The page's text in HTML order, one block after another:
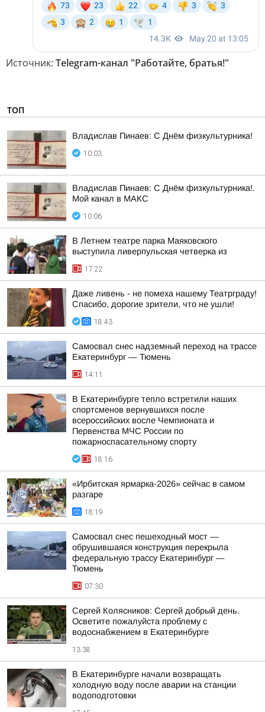
Источник: Telegram-канал "Работайте, братья!"
ТОП
Владислав Пинаев: С Днём физкультурника!
10:03
Владислав Пинаев: С Днём физкультурника!.
Мой канал в МАКС
10:06
В Летнем театре парка Маяковского
выступила ливерпульская четверка из
17:22
Даже ливень - не помеха нашему Театрграду!
Спасибо, дорогие зрители, что не ушли!
18:43
Самосвал снес надземный переход на трассе
Екатеринбург — Тюмень
14:11
В Екатеринбурге тепло встретили наших
спортсменов вернувшихся после
всероссийских восле Чемпионата и
Первенства МЧС России по
пожарноспасательному спорту
18:16
«Ирбитская ярмарка-2026» сейчас в самом
разгаре
18:19
Самосвал снес пешеходный мост —
обрушившаяся конструкция перекрыла
федеральную трассу Екатеринбург —
Тюмень
07:30
Сергей Колясников: Сергей добрый день.
Осветите пожалуйста проблему с
водоснабжением в Екатеринбурге
13:38
В Екатеринбурге начали возвращать
холодную воду после аварии на станции
водоподготовки